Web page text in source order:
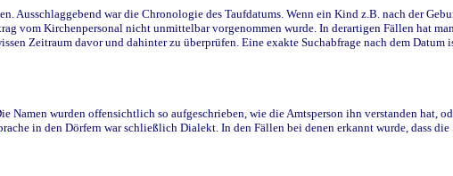
Ausschlaggebend war die Chronologie des Taufdatums. Wenn ein Kind z.B. nach der
vom Kirchenpersonal nicht unmittelbar vorgenommen wurde. In derartigen Fällen hat
Zeitraum davor und dahinter zu überprüfen. Eine exakte Suchabfrage nach dem
wurden offensichtlich so aufgeschrieben, wie die Amtsperson ihn verstanden hat,
in den Dörfern war schließlich Dialekt. In den Fällen bei denen erkannt wurde, dass